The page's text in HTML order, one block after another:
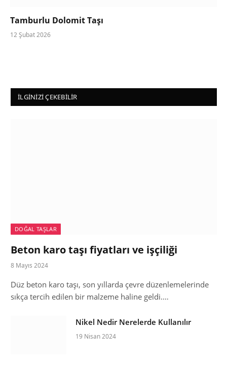
Tamburlu Dolomit Taşı
12 Şubat 2026
İLGINIZI ÇEKEBILIR
DOĞAL TAŞLAR
Beton karo taşı fiyatları ve işçiliği
8 Mayıs 2024
Düz beton karo taşı, son yıllarda çevre düzenlemelerinde
sıkça tercih edilen bir malzeme haline geldi.…
Nikel Nedir Nerelerde Kullanılır
19 Nisan 2024